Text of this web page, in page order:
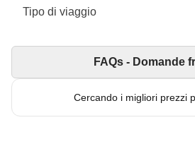
Tipo di viaggio
Cercando i migliori prezzi
FAQs - Domande